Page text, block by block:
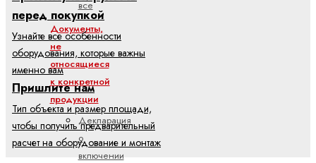
все
Документы,
не
относящиеся
к конкретной
продукции
Декларация
о
включении
перед покупкой
Узнайте все особенности
оборудования, которые важны
именно вам
Пришлите нам
Тип объекта и размер площади,
чтобы получить предварительный
расчет на оборудование и монтаж